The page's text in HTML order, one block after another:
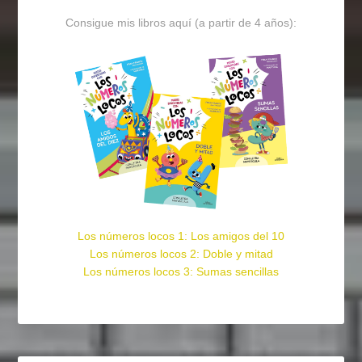
Consigue mis libros aquí (a partir de 4 años):
Los números locos 1: Los amigos del 10
Los números locos 2: Doble y mitad
Los números locos 3: Sumas sencillas